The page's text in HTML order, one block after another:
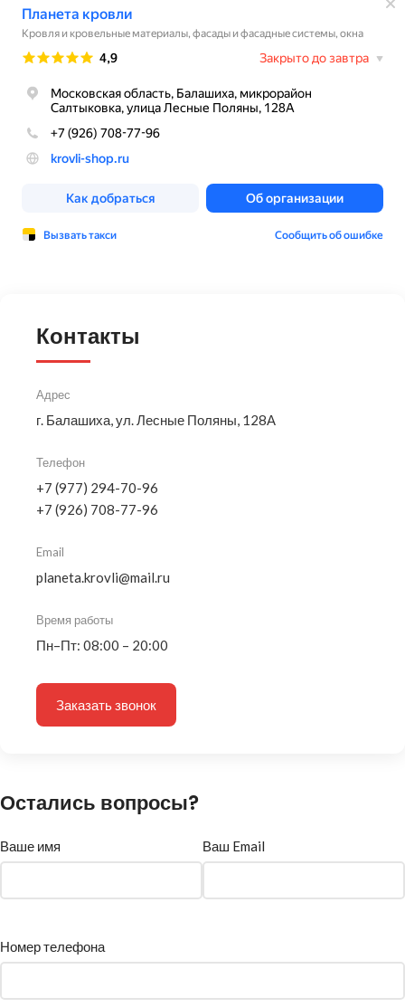
Контакты
Адрес
г. Балашиха, ул. Лесные Поляны, 128А
Телефон
+7 (977) 294-70-96
+7 (926) 708-77-96
Email
planeta.krovli@mail.ru
Время работы
Пн–Пт: 08:00 – 20:00
Заказать звонок
Остались вопросы?
Ваше имя Ваш Email
Номер телефона